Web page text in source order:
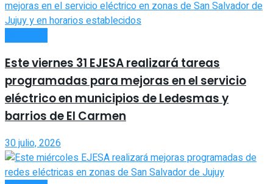
Este viernes 31 EJESA realizará tareas
programadas para mejoras en el servicio
eléctrico en municipios de Ledesmas y
barrios de El Carmen
30 julio, 2026